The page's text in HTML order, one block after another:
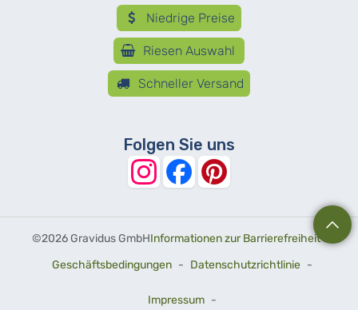
Niedrige Preise
Riesen Auswahl
Schneller Versand
Folgen Sie uns
©2026 Gravidus GmbHInformationen zur Barrierefreiheit-
Geschäftsbedingungen - Datenschutzrichtlinie -
Impressum -